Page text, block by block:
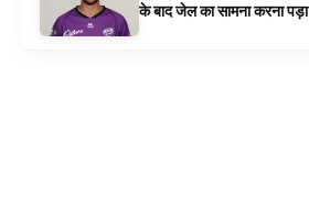
के बाद जेल का सामना करना पड़ा